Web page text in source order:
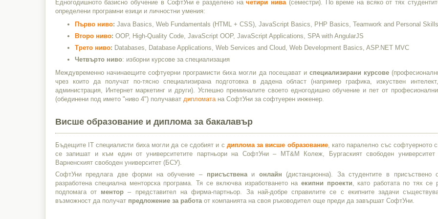
Едногодишното базисно обучение в СофтУни е разделено начетири нива (семестри). По време на всяко от тях
определени програмни езици и личностни умения:
Първо ниво: Java Basics, Web Fundamentals (HTML + CSS), JavaScript Basics, PHP Basics, Teamwork and Personal Skills
Второ ниво: OOP, High-Quality Code, JavaScript OOP, JavaScript Applications, SPA with AngularJS
Трето ниво: Databases, Database Applications, Web Services and Cloud, Web Development Basics, ASP.NET MVC
Четвърто ниво: изборни курсове за специализация
Междувременно начинаещите софтуерни програмисти биха могли да посещават испециализирани курсове
чрез които да получат по-тясно специализирана подготовка в дадена област (например графика, изкуствен
администрация, Интернет маркетинг и други). Успешно преминалите своето едногодишно обучение и пет от
(обединени под името "ниво 4") получават дипломатана СофтУни за софтуерен инженер.
Висше образование и диплома за бакалавър
Бъдещите IT специалисти биха могли да се сдобият и с диплома за висше образование, като паралелно със софтуерното
се запишат и към един от университетите партньори на СофтУни – MT&M Колеж, Бургаският свободен
Варненският свободен университет (БСУ).
СофтУни предлага две форми на обучение – присъственаи онлайн (дистанционна). За студентите в присъствено
разработена специална менторска програма. Тя се включва изработването на екипни проекти , като работата по тях се
подпомага от ментор – представител на фирма-партньор. За най-добре справилите се с екипните задачи
възможност да получат предложение за работаот компанията на своя ръководител още преди да завършат СофтУни.